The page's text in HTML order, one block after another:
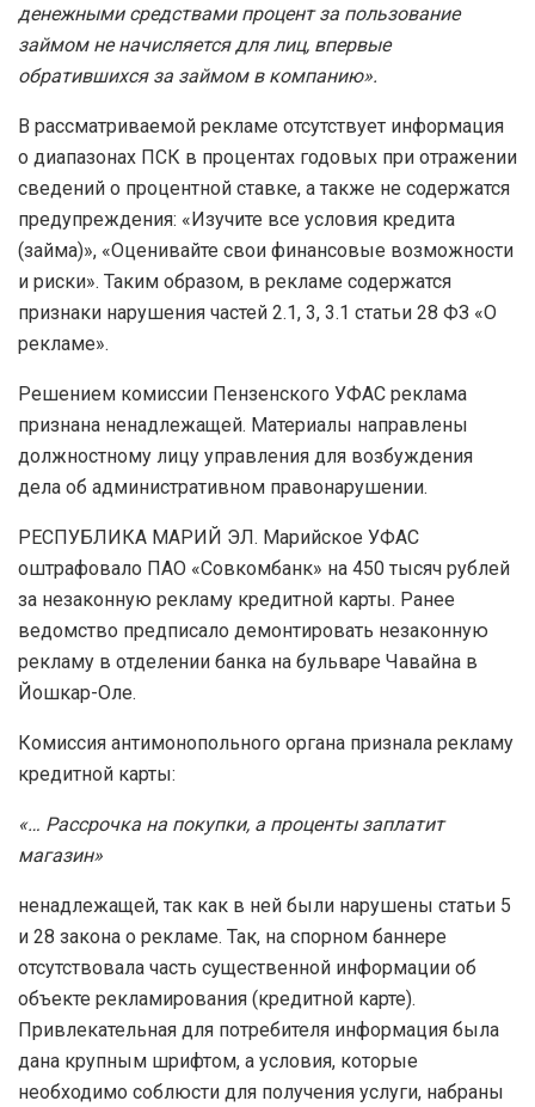
денежными средствами процент за пользование
займом не начисляется для лиц, впервые
обратившихся за займом в компанию».
В рассматриваемой рекламе отсутствует информация
о диапазонах ПСК в процентах годовых при отражении
сведений о процентной ставке, а также не содержатся
предупреждения: «Изучите все условия кредита
(займа)», «Оценивайте свои финансовые возможности
и риски». Таким образом, в рекламе содержатся
признаки нарушения частей 2.1, 3, 3.1 статьи 28 ФЗ «О
рекламе».
Решением комиссии Пензенского УФАС реклама
признана ненадлежащей. Материалы направлены
должностному лицу управления для возбуждения
дела об административном правонарушении.
РЕСПУБЛИКА МАРИЙ ЭЛ. Марийское УФАС
оштрафовало ПАО «Совкомбанк» на 450 тысяч рублей
за незаконную рекламу кредитной карты. Ранее
ведомство предписало демонтировать незаконную
рекламу в отделении банка на бульваре Чавайна в
Йошкар-Оле.
Комиссия антимонопольного органа признала рекламу
кредитной карты:
«… Рассрочка на покупки, а проценты заплатит
магазин»
ненадлежащей, так как в ней были нарушены статьи 5
и 28 закона о рекламе. Так, на спорном баннере
отсутствовала часть существенной информации об
объекте рекламирования (кредитной карте).
Привлекательная для потребителя информация была
дана крупным шрифтом, а условия, которые
необходимо соблюсти для получения услуги, набраны